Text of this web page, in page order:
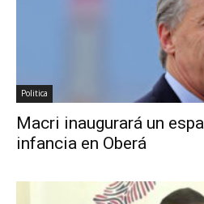
Politica
Macri inaugurará un
infancia en Oberá